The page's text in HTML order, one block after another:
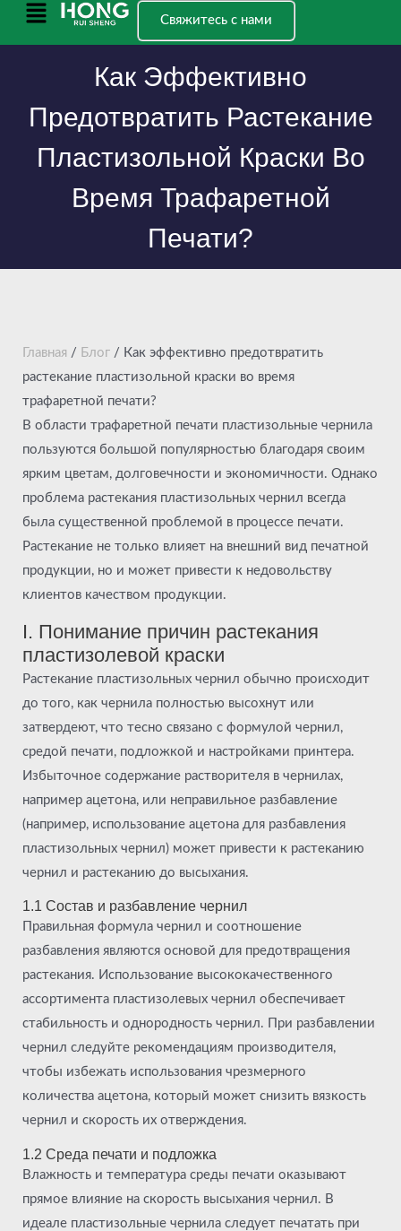
ПерейтиГлавное
Свяжитесь с нами
Как Эффективно
Предотвратить Растекание
Пластизольной Краски Во
Время Трафаретной
Печати?
Главная / Блог / Как эффективно предотвратить
растекание пластизольной краски во время
трафаретной печати?
В области трафаретной печати пластизольные чернила
пользуются большой популярностью благодаря своим
ярким цветам, долговечности и экономичности. Однако
проблема растекания пластизольных чернил всегда
была существенной проблемой в процессе печати.
Растекание не только влияет на внешний вид печатной
продукции, но и может привести к недовольству
клиентов качеством продукции.
I. Понимание причин растекания
пластизолевой краски
Растекание пластизольных чернил обычно происходит
до того, как чернила полностью высохнут или
затвердеют, что тесно связано с формулой чернил,
средой печати, подложкой и настройками принтера.
Избыточное содержание растворителя в чернилах,
например ацетона, или неправильное разбавление
(например, использование ацетона для разбавления
пластизольных чернил) может привести к растеканию
чернил и растеканию до высыхания.
1.1 Состав и разбавление чернил
Правильная формула чернил и соотношение
разбавления являются основой для предотвращения
растекания. Использование высококачественного
ассортимента пластизолевых чернил обеспечивает
стабильность и однородность чернил. При разбавлении
чернил следуйте рекомендациям производителя,
чтобы избежать использования чрезмерного
количества ацетона, который может снизить вязкость
чернил и скорость их отверждения.
1.2 Среда печати и подложка
Влажность и температура среды печати оказывают
прямое влияние на скорость высыхания чернил. В
идеале пластизольные чернила следует печатать при